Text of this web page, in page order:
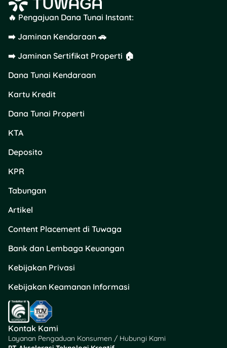
🔥 Pengajuan Dana Tunai Instant:
➡️ Jaminan Kendaraan 🚗
➡️ Jaminan Sertifikat Properti 🏠
Dana Tunai Kendaraan
Kartu Kredit
Dana Tunai Properti
KTA
Deposito
KPR
Tabungan
Artikel
Content Placement di Tuwaga
Bank dan Lembaga Keuangan
Kebijakan Privasi
Kebijakan Keamanan Informasi
Kontak Kami
Layanan Pengaduan Konsumen / Hubungi Kami